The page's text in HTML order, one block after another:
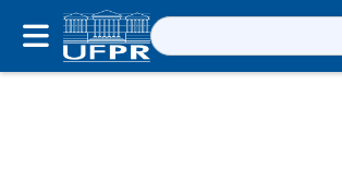
Pesquisar
por: